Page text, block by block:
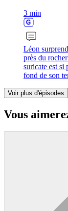
3 min
Léon
près du
suricate est si
fond de son
Voir plus d'épisodes
Vous